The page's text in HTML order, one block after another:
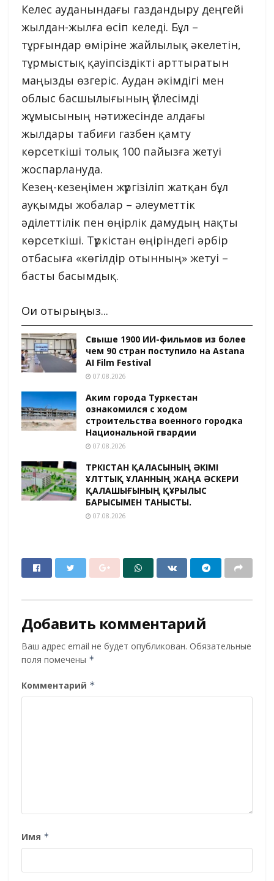
Келес ауданындағы газдандыру деңгейі
жылдан-жылға өсіп келеді. Бұл –
тұрғындар өміріне жайлылық әкелетін,
тұрмыстық қауіпсіздікті арттыратын
маңызды өзгеріс. Аудан әкімдігі мен
облыс басшылығының үйлесімді
жұмысының нәтижесінде алдағы
жылдары табиғи газбен қамту
көрсеткіші толық 100 пайызға жетуі
жоспарлануда.
Кезең-кезеңімен жүргізіліп жатқан бұл
ауқымды жобалар – әлеуметтік
әділеттілік пен өңірлік дамудың нақты
көрсеткіші. Түркістан өңіріндегі әрбір
отбасыға «көгілдір отынның» жетуі –
басты басымдық.
Оқи отырыңыз...
Свыше 1900 ИИ-фильмов из более
чем 90 стран поступило на Astana
AI Film Festival
07.08.2026
Аким города Туркестан
ознакомился с ходом
строительства военного городка
Национальной гвардии
07.08.2026
ТҮРКІСТАН ҚАЛАСЫНЫҢ ӘКІМІ
ҰЛТТЫҚ ҰЛАННЫҢ ЖАҢА ӘСКЕРИ
ҚАЛАШЫҒЫНЫҢ ҚҰРЫЛЫС
БАРЫСЫМЕН ТАНЫСТЫ.
07.08.2026
Добавить комментарий
Ваш адрес email не будет опубликован. Обязательные
поля помечены *
Комментарий *
Имя *